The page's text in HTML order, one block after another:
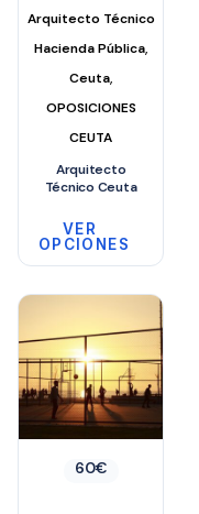
desde
hasta
Arquitecto Técnico
Hacienda Pública,
Ceuta,
OPOSICIONES
CEUTA
Arquitecto
Técnico Ceuta
VER
OPCIONES
tiene
múltiples
variantes.
Las
se
60€